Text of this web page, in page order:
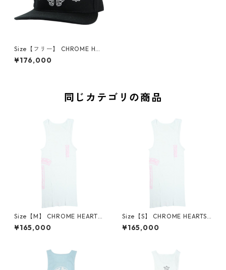
Size【フリー】 CHROME HEA
RTS クロム・ハーツ HORSESH
OE CROSS BSBL CAP DENIM
¥176,000
同じカテゴリの商品
Size【M】 CHROME HEARTS
クロム・ハーツ T BAR RIB TA
NK WHITE/PINK オンライン限
¥165,000
Size【S】 CHROME HEARTS
クロム・ハーツ T BAR RIB TA
NK WHITE/PINK オンライン限
¥165,000